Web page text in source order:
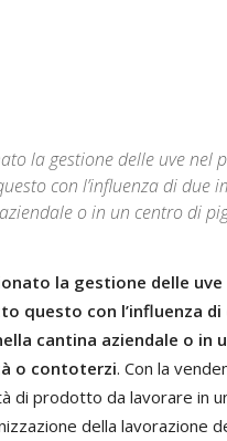
la gestione delle uve nel
con l’influenza di due
o in un centro di
la gestione delle
questo con l’influenza di
cantina aziendale o in
o contoterzi. Con la
di prodotto da lavorare in
della lavorazione